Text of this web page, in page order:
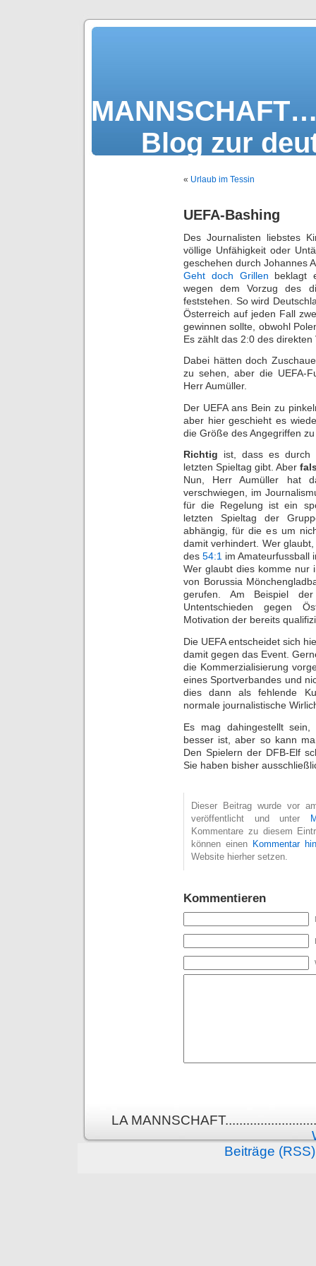
Blog zur
« Urlaub im Tessin
UEFA-Bashing
Des Journalisten liebstes
völlige Unfähigkeit oder
geschehen durch Johannes
Geht doch Grillen beklagt
wegen dem Vorzug des
feststehen. So wird
Österreich auf jeden Fall
gewinnen sollte, obwohl
Es zählt das 2:0 des direkten
Dabei hätten doch
zu sehen, aber die UEFA-
Herr Aumüller.
Der UEFA ans Bein zu
aber hier geschieht es
die Größe des Angegriffen
Richtig ist, dass es durch
letzten Spieltag gibt. Aber
Nun, Herr Aumüller hat
verschwiegen, im
für die Regelung ist ein
letzten Spieltag der
abhängig, für die es um
damit verhindert. Wer
des54:1 im Amateurfussball
Wer glaubt dies komme nur
von Borussia
gerufen. Am Beispiel
Untentschieden gegen
Motivation der bereits
Die UEFA entscheidet sich
damit gegen das Event.
die Kommerzialisierung
eines Sportverbandes und
dies dann als fehlende
normale journalistische
Es mag dahingestellt
besser ist, aber so kann
Den Spielern der DFB-Elf
Sie haben bisher
Dieser Beitrag wurde vor
veröffentlicht und unter
Kommentare zu diesem
können einen Kommentar
Website hierher setzen.
Kommentieren
LA
Beiträge (RSS)